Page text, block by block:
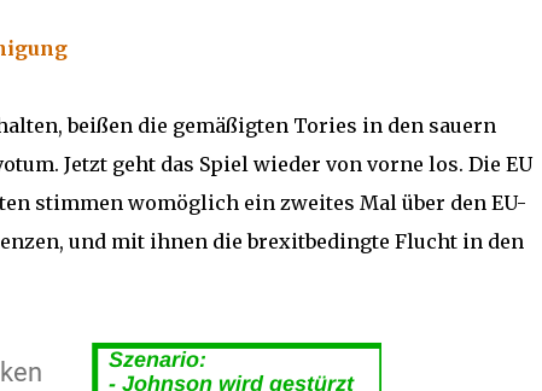
beißen die gemäßigten Tories in den sauern
Jetzt geht das Spiel wieder von vorne los. Die EU
stimmen womöglich ein zweites Mal über den EU-
und mit ihnen die brexitbedingte Flucht in den